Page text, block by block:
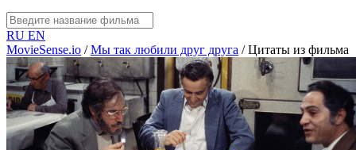
RU EN
MovieSense.io / Мы так любили друг друга / Цитаты из фильма